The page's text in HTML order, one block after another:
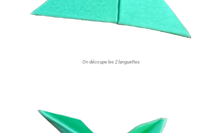
On découpe les 2 languettes